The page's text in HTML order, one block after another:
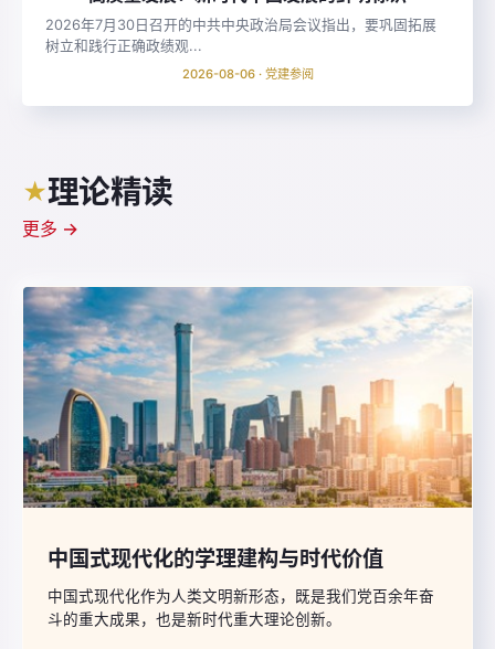
2026年7月30日召开的中共中央政治局会议指出，要巩固拓展
树立和践行正确政绩观...
2026-08-06 · 党建参阅
★理论精读
更多 →
中国式现代化的学理建构与时代价值
中国式现代化作为人类文明新形态，既是我们党百余年奋
斗的重大成果，也是新时代重大理论创新。